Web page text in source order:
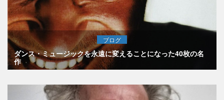
ブログ
ダンス・ミュージックを永遠に変えることになった40枚の名
作